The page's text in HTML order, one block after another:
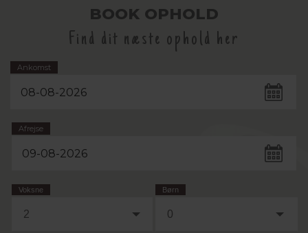
BOOK OPHOLD
Find dit næste ophold her
Ankomst
Afrejse
Voksne
2
Børn
0